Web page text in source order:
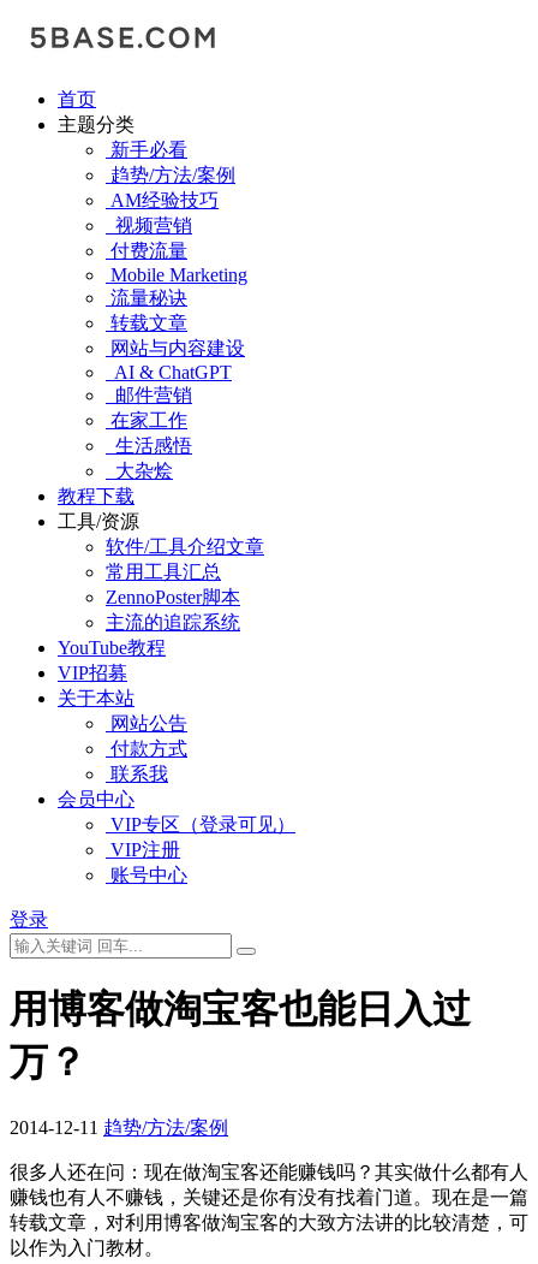
首页
主题分类
新手必看
趋势/方法/案例
AM经验技巧
视频营销
付费流量
Mobile Marketing
流量秘诀
转载文章
网站与内容建设
AI & ChatGPT
邮件营销
在家工作
生活感悟
大杂烩
教程下载
工具/资源
软件/工具介绍文章
常用工具汇总
ZennoPoster脚本
主流的追踪系统
YouTube教程
VIP招募
关于本站
网站公告
付款方式
联系我
会员中心
VIP专区（登录可见）
VIP注册
账号中心
登录
用博客做淘宝客也能日入过
万？
2014-12-11 趋势/方法/案例
很多人还在问：现在做淘宝客还能赚钱吗？其实做什么都有人
赚钱也有人不赚钱，关键还是你有没有找着门道。现在是一篇
转载文章，对利用博客做淘宝客的大致方法讲的比较清楚，可
以作为入门教材。